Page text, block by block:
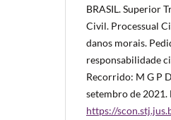
BRASIL. Superior
Civil. Processual
danos morais.
responsabilidade
Recorrido: M G P
setembro de
https://